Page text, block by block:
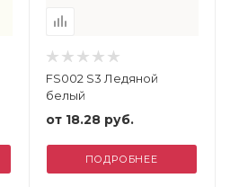
FS002 S3 Ледяной
белый
от 18.28 руб.
ПОДРОБНЕЕ